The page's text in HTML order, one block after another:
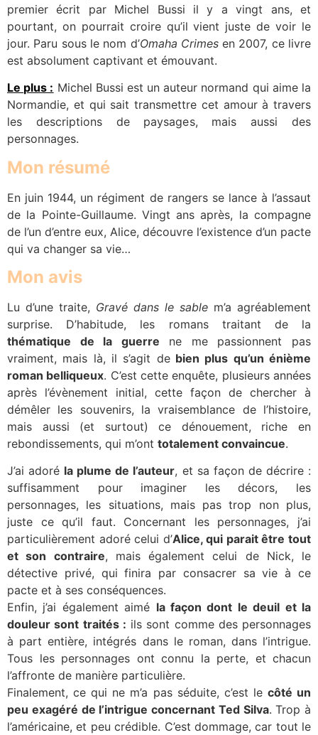
premier écrit par Michel Bussi il y a vingt ans, et
pourtant, on pourrait croire qu’il vient juste de voir le
jour. Paru sous le nom d’Omaha Crimesen 2007, ce livre
est absolument captivant et émouvant.
Le plus : Michel Bussi est un auteur normand qui aime la
Normandie, et qui sait transmettre cet amour à travers
les descriptions de paysages, mais aussi des
personnages.
Mon résumé
En juin 1944, un régiment de rangers se lance à l’assaut
de la Pointe-Guillaume. Vingt ans après, la compagne
de l’un d’entre eux, Alice, découvre l’existence d’un pacte
qui va changer sa vie…
Mon avis
Lu d’une traite, Gravé dans le sable m’a agréablement
surprise. D’habitude, les romans traitant de la
thématique de la guerre ne me passionnent pas
vraiment, mais là, il s’agit debien plus qu’un énième
roman belliqueux. C’est cette enquête, plusieurs années
après l’évènement initial, cette façon de chercher à
démêler les souvenirs, la vraisemblance de l’histoire,
mais aussi (et surtout) ce dénouement, riche en
rebondissements, qui m’ont totalement convaincue.
J’ai adoré la plume de l’auteur, et sa façon de décrire :
suffisamment pour imaginer les décors, les
personnages, les situations, mais pas trop non plus,
juste ce qu’il faut. Concernant les personnages, j’ai
particulièrement adoré celui d’Alice, qui parait être tout
et son contraire, mais également celui de Nick, le
détective privé, qui finira par consacrer sa vie à ce
pacte et à ses conséquences.
Enfin, j’ai également aimé la façon dont le deuil et la
douleur sont traités : ils sont comme des personnages
à part entière, intégrés dans le roman, dans l’intrigue.
Tous les personnages ont connu la perte, et chacun
l’affronte de manière particulière.
Finalement, ce qui ne m’a pas séduite, c’est le côté un
peu exagéré de l’intrigue concernant Ted Silva. Trop à
l’américaine, et peu crédible. C’est dommage, car tout le